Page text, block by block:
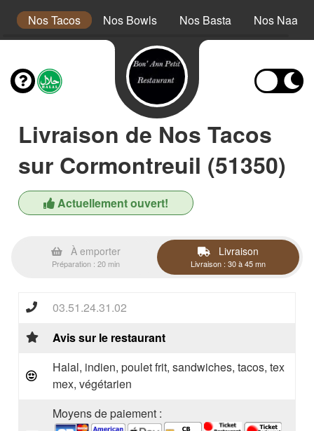
Nos Tacos Nos Bowls Nos Basta Nos
Livraison de Nos Tacos
sur Cormontreuil (51350)
Actuellement ouvert!
À emporter
Préparation : 20 min
Livraison
Livraison : 30 à 45 mn
03.51.24.31.02
Avis sur le restaurant
Halal, indien, poulet frit, sandwiches, tacos, tex
mex, végétarien
Moyens de paiement :